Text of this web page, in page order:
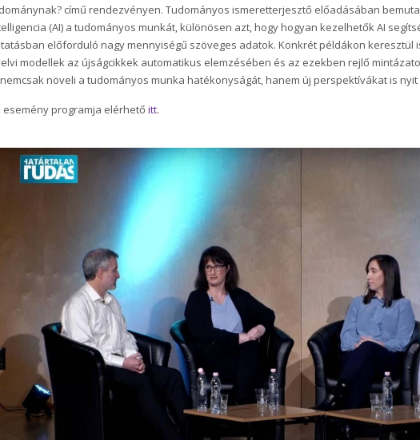
című rendezvényen. Tudományos ismeretterjesztő előadásában
(AI) a tudományos munkát, különösen azt, hogy hogyan kezelhetők AI
előforduló nagy mennyiségű szöveges adatok. Konkrét példákon keresztül
modellek az újságcikkek automatikus elemzésében és az ezekben rejlő
nemcsak növeli a tudományos munka hatékonyságát, hanem új perspektívákat is
esemény programja elérhetőitt.